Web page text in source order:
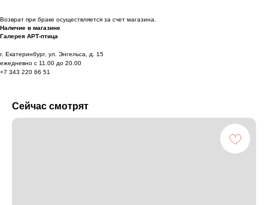
Возврат при браке осуществляется за счет магазина.
Наличие в магазине
Галерея АРТ-птица
г. Екатеринбург, ул. Энгельса, д. 15
ежедневно с 11.00 до 20.00
+7 343 220 66 51
Сейчас смотрят